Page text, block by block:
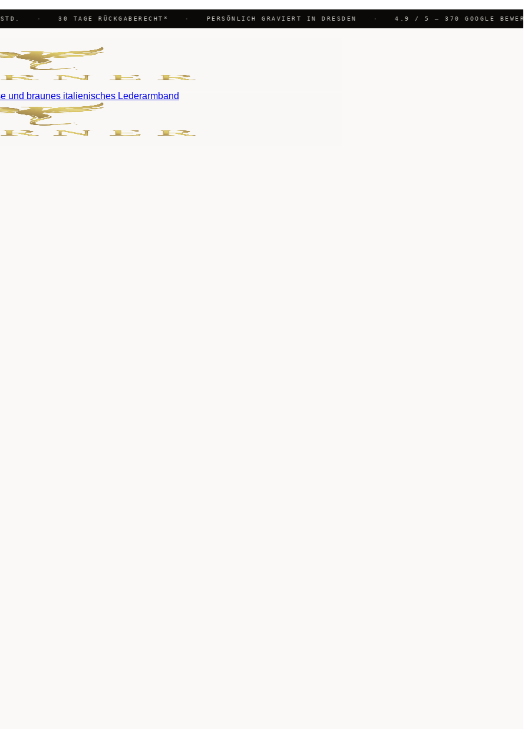
30 TAGE RÜCKGABERECHT* PERSÖNLICH GRAVIERT IN DRESDEN 4.9 / 5 — 370 GOOGLE